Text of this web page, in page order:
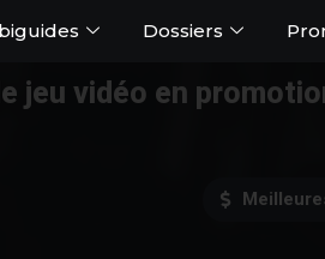
Dossiers
jeu vidéo en